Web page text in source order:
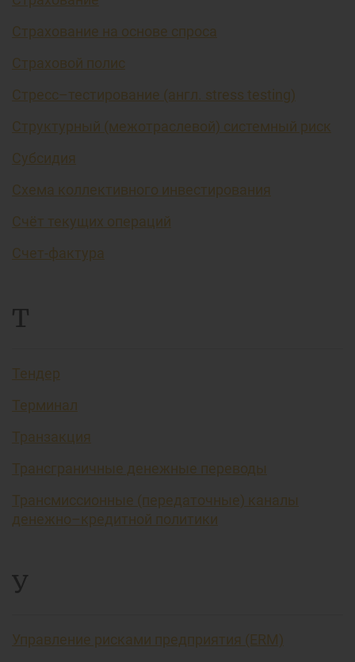
Страхование на основе спроса
Страховой полис
Стресс–тестирование (англ. stress testing)
Структурный (межотраслевой) системный риск
Субсидия
Схема коллективного инвестирования
Счёт текущих операций
Счет-фактура
Т
Тендер
Терминал
Транзакция
Трансграничные денежные переводы
Трансмиссионные (передаточные) каналы
денежно–кредитной политики
У
Управление рисками предприятия (ERM)